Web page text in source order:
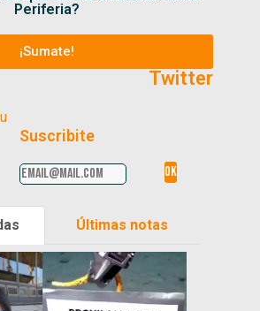
Periferia?
¡Sumate!
Twitter
Suscribite
Últimas notas